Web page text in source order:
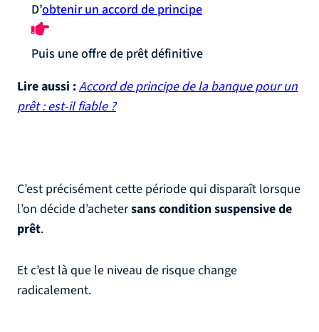
D’obtenir un accord de principe
Puis une offre de prêt définitive
Lire aussi :Accord de principe de la banque pour un
prêt : est-il fiable ?
C’est précisément cette période qui disparaît lorsque
l’on décide d’achetersans condition suspensive de
prêt.
Et c’est là que le niveau de risque change
radicalement.